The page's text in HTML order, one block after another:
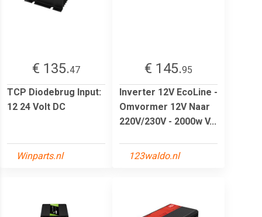
€ 135.47
TCP Diodebrug Input:
12 24 Volt DC
Winparts.nl
€ 145.95
Inverter 12V EcoLine -
Omvormer 12V Naar
220V/230V - 2000w V...
123waldo.nl